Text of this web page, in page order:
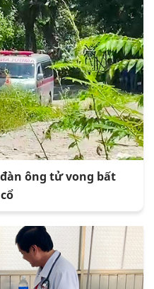
ông tử vong bất